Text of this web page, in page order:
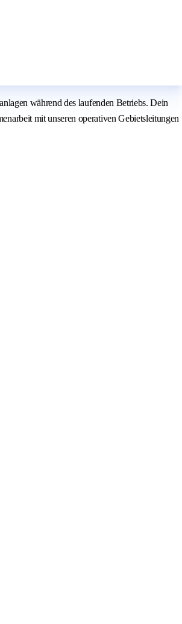
während des laufenden Betriebs. Dein
mit unseren operativen Gebietsleitungen